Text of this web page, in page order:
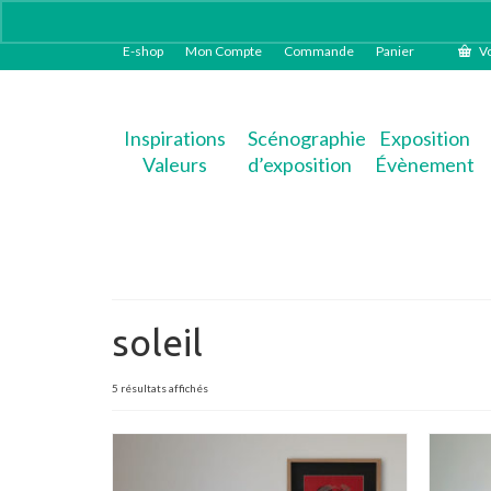
E-shop Mon Compte Commande Panier
Inspirations
Valeurs
Scénographie
d’exposition
Exposition
Évènement
soleil
5 résultats affichésTrié